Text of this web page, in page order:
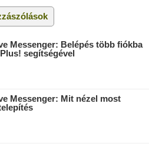
Messenger: Belépés több fiókba
segítségével
Messenger: Mit nézel most